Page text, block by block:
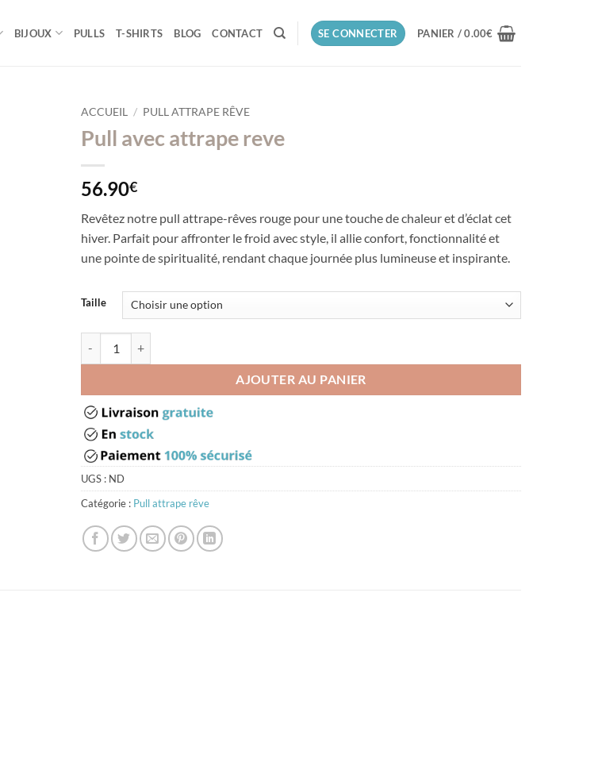
BIJOUX PULLS T-SHIRTS BLOG CONTACT SE CONNECTER PANIER /0.00€
ACCUEIL / PULL ATTRAPE RÊVE
Pull avec attrape reve
56.90€
Revêtez notre pull attrape-rêves rouge pour une touche de chaleur et d’éclat cet
hiver. Parfait pour affronter le froid avec style, il allie confort, fonctionnalité et
une pointe de spiritualité, rendant chaque journée plus lumineuse et inspirante.
Taille
AJOUTER AU PANIER
UGS : ND
Catégorie : Pull attrape rêve